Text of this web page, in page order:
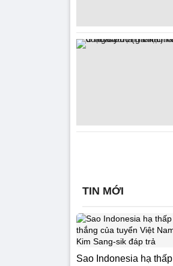
TIN MỚI
Sao Indonesia hạ thấp